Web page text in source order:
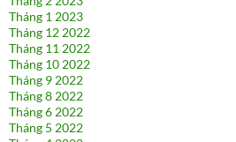
Tháng 1 2023
Tháng 12 2022
Tháng 11 2022
Tháng 10 2022
Tháng 9 2022
Tháng 8 2022
Tháng 6 2022
Tháng 5 2022